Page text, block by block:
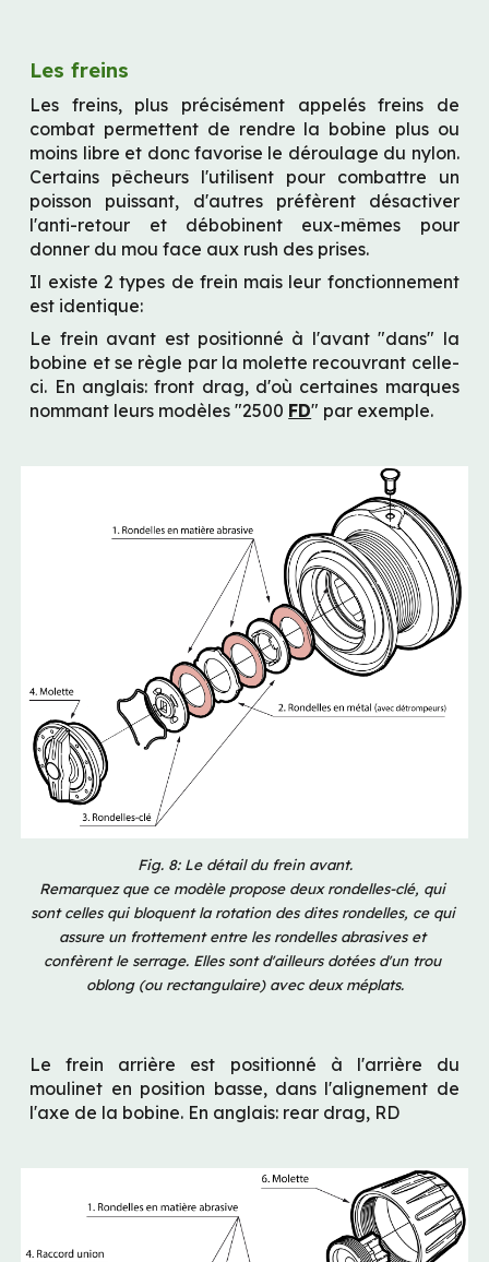
Les freins
Les freins, plus précisément appelés freins de
combat permettent de rendre la bobine plus ou
moins libre et donc favorise le déroulage du nylon.
Certains pêcheurs l'utilisent pour combattre un
poisson puissant, d'autres préfèrent désactiver
l'anti-retour et débobinent eux-mêmes pour
donner du mou face aux rush des prises.
Il existe 2 types de frein mais leur fonctionnement
est identique:
Le frein avant est positionné à l'avant "dans" la
bobine et se règle par la molette recouvrant celle-
ci. En anglais: front drag, d'où certaines marques
nommant leurs modèles "2500 FD" par exemple.
Fig. 8: Le détail du frein avant.
Remarquez que ce modèle propose deux rondelles-clé, qui
sont celles qui bloquent la rotation des dites rondelles, ce qui
assure un frottement entre les rondelles abrasives et
confèrent le serrage. Elles sont d'ailleurs dotées d'un trou
oblong (ou rectangulaire) avec deux méplats.
Le frein arrière est positionné à l'arrière du
moulinet en position basse, dans l'alignement de
l'axe de la bobine. En anglais: rear drag, RD